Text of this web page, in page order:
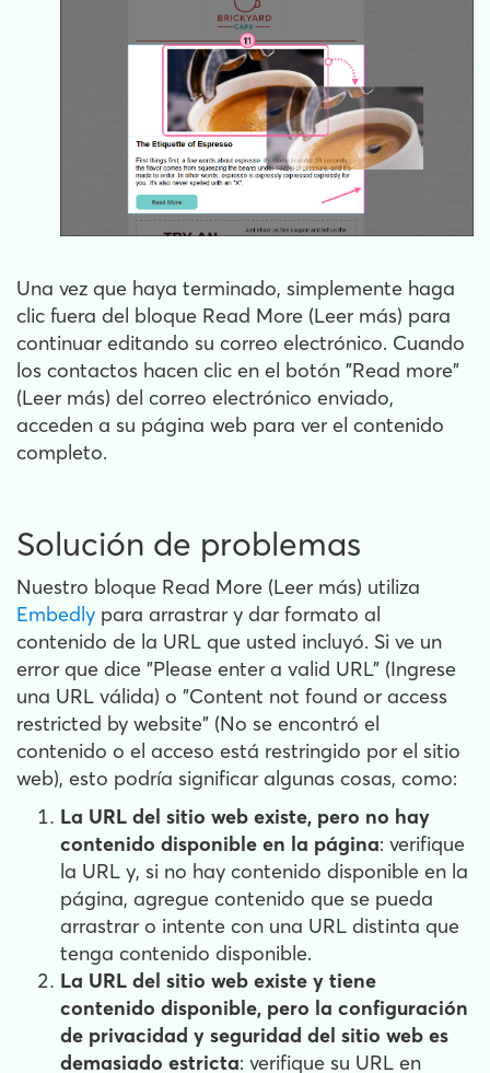
Una vez que haya terminado, simplemente haga
clic fuera del bloque Read More (Leer más) para
continuar editando su correo electrónico. Cuando
los contactos hacen clic en el botón "Read more"
(Leer más) del correo electrónico enviado,
acceden a su página web para ver el contenido
completo.
Solución de problemas
Nuestro bloque Read More (Leer más) utiliza
Embedly para arrastrar y dar formato al
contenido de la URL que usted incluyó. Si ve un
error que dice "Please enter a valid URL" (Ingrese
una URL válida) o "Content not found or access
restricted by website" (No se encontró el
contenido o el acceso está restringido por el sitio
web), esto podría significar algunas cosas, como:
La URL del sitio web existe, pero no hay
contenido disponible en la página: verifique
la URL y, si no hay contenido disponible en la
página, agregue contenido que se pueda
arrastrar o intente con una URL distinta que
tenga contenido disponible.
La URL del sitio web existe y tiene
contenido disponible, pero la configuración
de privacidad y seguridad del sitio web es
demasiado estricta: verifique su URL en